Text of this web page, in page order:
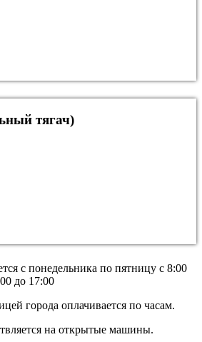
тягач)
c понедельника по пятницу с 8:00
до 17:00
города оплачивается по часам.
на открытые машины.